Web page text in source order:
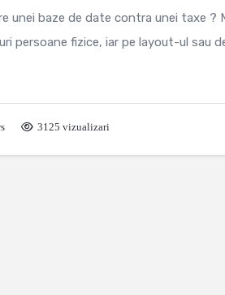
unei baze de date contra unei taxe ?
persoane fizice, iar pe layout-ul sau
3125 vizualizari